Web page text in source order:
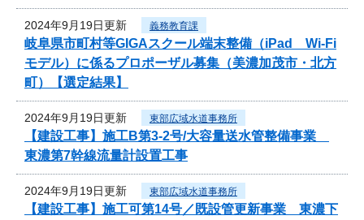
2024年9月19日更新 義務教育課
岐阜県市町村等GIGAスクール端末整備（iPad Wi-Fi
モデル）に係るプロポーザル募集（美濃加茂市・北方
町）【選定結果】
2024年9月19日更新 東部広域水道事務所
【建設工事】施工B第3-2号/大容量送水管整備事業
東濃第7幹線流量計設置工事
2024年9月19日更新 東部広域水道事務所
【建設工事】施工可第14号／既設管更新事業 東濃下